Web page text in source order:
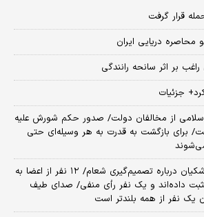
قرار گرفت
محاصره دریایی ایران
بر اثر سانحه رانندگی
جزئیات
اسلامی از مخالفان دولت/ صدور حکم شورش علیه
برای بازگشت به قدرت به هر وسیله‌ای حتی
اظهارات جدید معاون پزشکیان درباره تصمیم‌گیری شعام/ ۱۲ نفر از اعضا به
داده‌اند و یک نفر رأی منفی/ صدای طیف
یک نفر از همه بلندتر است